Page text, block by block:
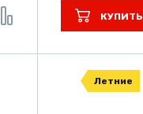
КУПИТЬ
Летние